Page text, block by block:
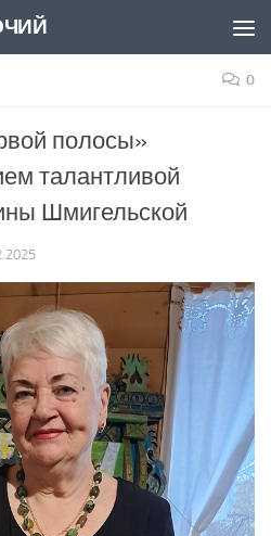
0
полосы»
талантливой
Шмигельской